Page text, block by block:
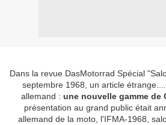
Dans la revue DasMotorrad Spécial
septembre 1968, un article
allemand : une nouvelle gamme de
présentation au grand public était
allemand de la moto, l'IFMA-1968,